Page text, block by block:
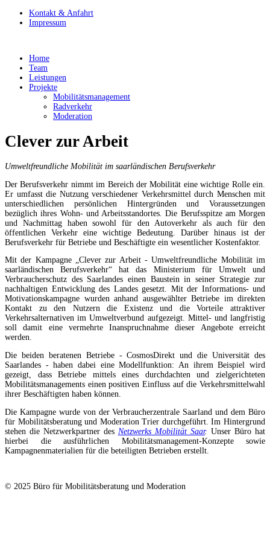
Kontakt & Anfahrt
Impressum
Home
Team
Leistungen
Projekte
Mobilitätsmanagement
Radverkehr
Moderation
Clever zur Arbeit
Umweltfreundliche Mobilität im saarländischen Berufsverkehr
Der Berufsverkehr nimmt im Bereich der Mobilität eine wichtige Rolle ein.
Er umfasst die Nutzung verschiedener Verkehrsmittel durch Menschen mit
unterschiedlichen persönlichen Hintergründen und Voraussetzungen
bezüglich ihres Wohn- und Arbeitsstandortes. Die Berufsspitze am Morgen
und Nachmittag haben sowohl für den Autoverkehr als auch für den
öffentlichen Verkehr eine wichtige Bedeutung. Darüber hinaus ist der
Berufsverkehr für Betriebe und Beschäftigte ein wesentlicher Kostenfaktor.
Mit der Kampagne „Clever zur Arbeit - Umweltfreundliche Mobilität im
saarländischen Berufsverkehr“ hat das Ministerium für Umwelt und
Verbraucherschutz des Saarlandes einen Baustein in seiner Strategie zur
nachhaltigen Entwicklung des Landes gesetzt. Mit der Informations- und
Motivationskampagne wurden anhand ausgewählter Betriebe im direkten
Kontakt zu den Nutzern die Existenz und die Vorteile attraktiver
Verkehrsalternativen im Umweltverbund aufgezeigt. Mittel- und langfristig
soll damit eine vermehrte Inanspruchnahme dieser Angebote erreicht
werden.
Die beiden beratenen Betriebe - CosmosDirekt und die Universität des
Saarlandes - haben dabei eine Modellfunktion: An ihrem Beispiel wird
gezeigt, dass Betriebe mittels eines durchdachten und zielgerichteten
Mobilitätsmanagements einen positiven Einfluss auf die Verkehrsmittelwahl
ihrer Beschäftigten haben können.
Die Kampagne wurde von der Verbraucherzentrale Saarland und dem Büro
für Mobilitätsberatung und Moderation Trier durchgeführt. Im Hintergrund
stehen die Netzwerkpartner des Netzwerks Mobilität Saar. Unser Büro hat
hierbei die ausführlichen Mobilitätsmanagement-Konzepte sowie
Kampagnenmaterialien für die beteiligten Betrieben erstellt.
© 2025 Büro für Mobilitätsberatung und Moderation